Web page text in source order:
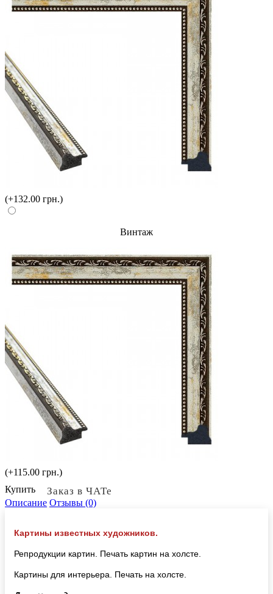
(+132.00 грн.)
Винтаж
(+115.00 грн.)
Купить
Заказ в ЧАТе
Описание Отзывы (0)
Картины известных художников.
Репродукции картин. Печать картин на холсте.
Картины для интерьера. Печать на холсте.